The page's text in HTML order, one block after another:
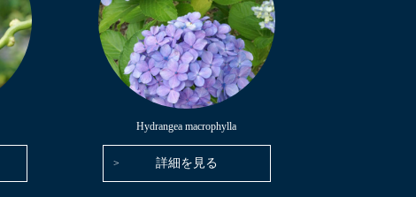
Hydrangea macrophylla
詳細を見る